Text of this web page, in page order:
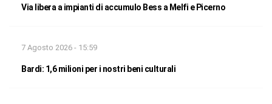
Via libera a impianti di accumulo Bess a Melfi e Picerno
7 Agosto 2026 - 15:59
Bardi: 1,6 milioni per i nostri beni culturali